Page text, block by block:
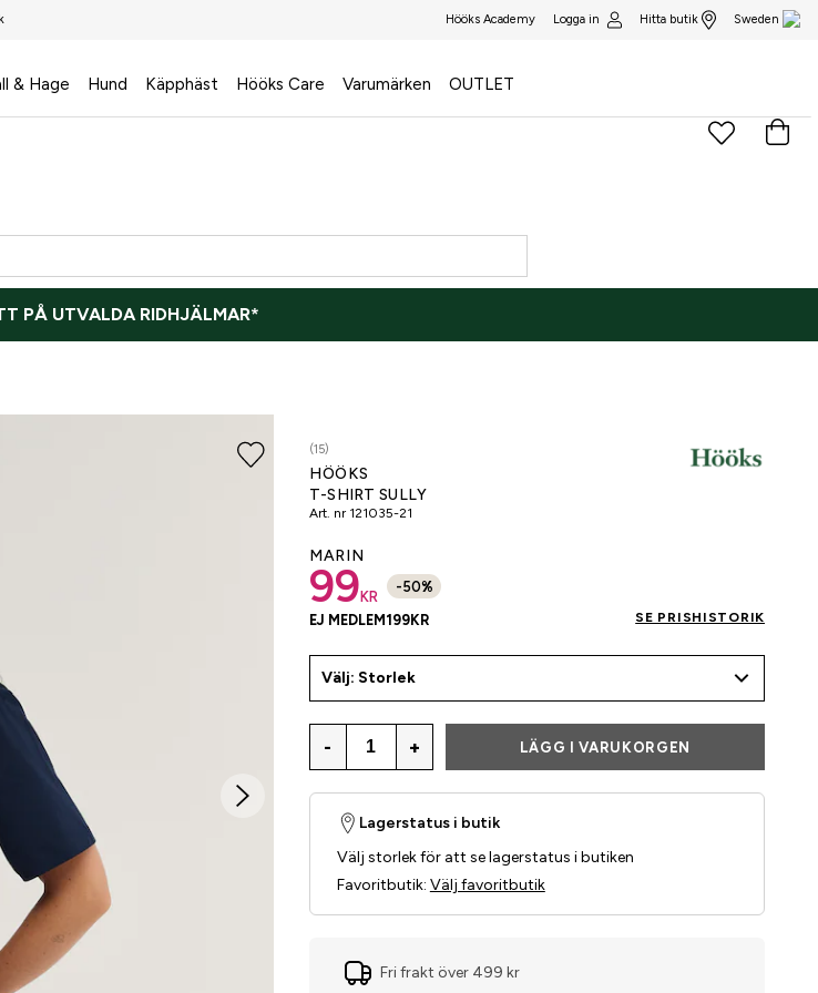
Hööks Academy Logga in Hitta butik Sweden
& Hage Hund Käpphäst Hööks Care Varumärken OUTLET
PÅ UTVALDA RIDHJÄLMAR*
(15)
HÖÖKS
T-SHIRT SULLY
Art. nr 121035-21
MARIN
99 KR
-50%
EJ MEDLEM199KR SE PRISHISTORIK
Välj: Storlek
- + LÄGG I VARUKORGEN
Lagerstatus i butik
Välj storlek för att se lagerstatus i butiken
Favoritbutik: Välj favoritbutik
Fri frakt över 499 kr